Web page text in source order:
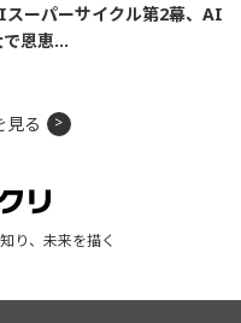
スーパーサイクル第2幕、AI
恩恵...
見る
り、未来を描く